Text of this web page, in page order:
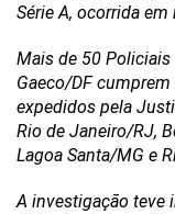
Série A, ocorrida
Mais de 50
Gaeco/DF
expedidos pela
Rio de Janeiro/RJ,
Lagoa Santa/MG e
A investigação teve